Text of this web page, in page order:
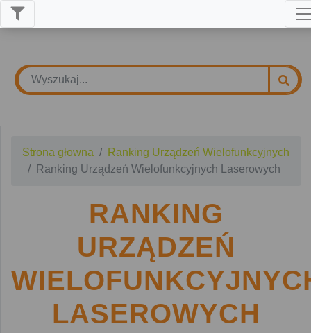
Strona głowna
Ranking Urządzeń Wielofunkcyjnych
Ranking Urządzeń Wielofunkcyjnych Laserowych
RANKING
URZĄDZEŃ
LASEROWYCH